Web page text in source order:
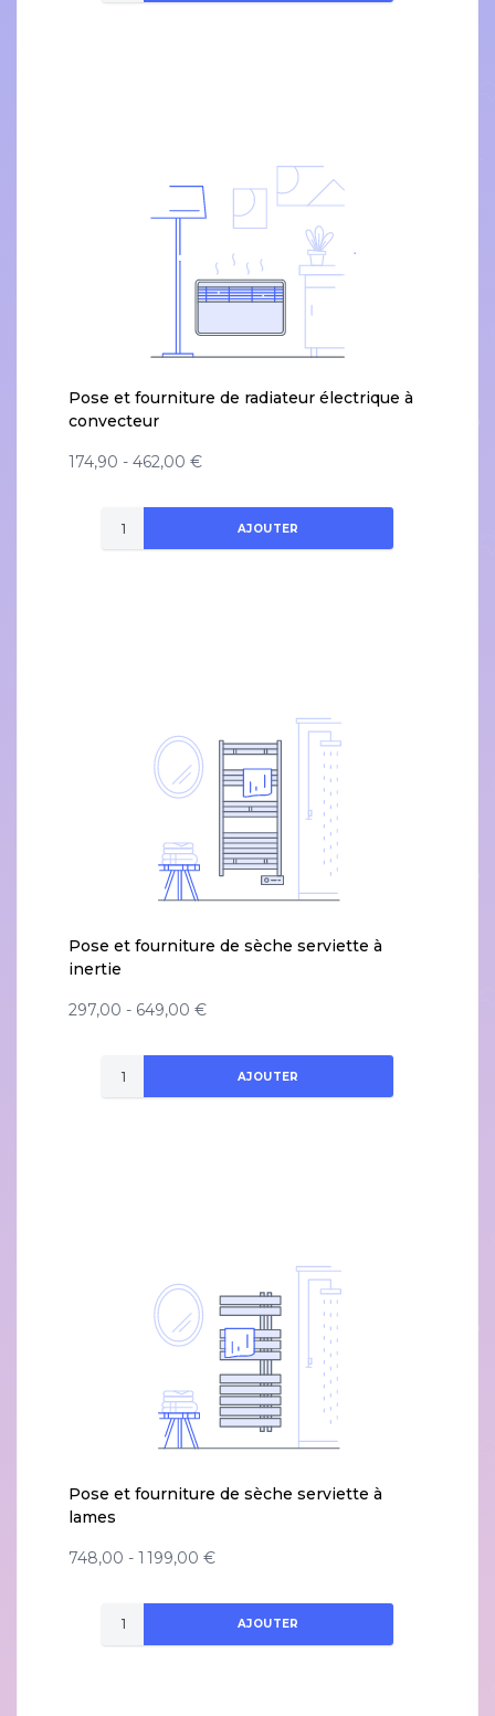
Pose et fourniture de radiateur électrique à
convecteur
174,90 - 462,00 €
AJOUTER
Pose et fourniture de sèche serviette à
inertie
297,00 - 649,00 €
AJOUTER
Pose et fourniture de sèche serviette à
lames
748,00 - 1 199,00 €
AJOUTER